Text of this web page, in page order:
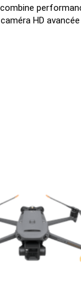
HD